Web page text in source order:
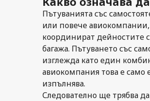
Пътуванията със
или повече
координират дейностите
багажа. Пътуването със
изглежда като един
авиокомпания това е само
изпълнява.
Следователно ще трябва